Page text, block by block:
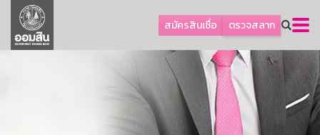
สมัครสินเชื่อ ตรวจสลาก
ลูกค้าธุรกิจ
ลูกค้าผู้ประกอบรายย่อย